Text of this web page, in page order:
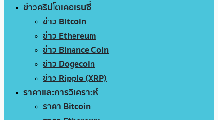
ข่าวคริปโตเคอเรนซี่
ข่าว Bitcoin
ข่าว Ethereum
ข่าว Binance Coin
ข่าว Dogecoin
ข่าว Ripple (XRP)
ราคาและการวิเคราะห์
ราคา Bitcoin